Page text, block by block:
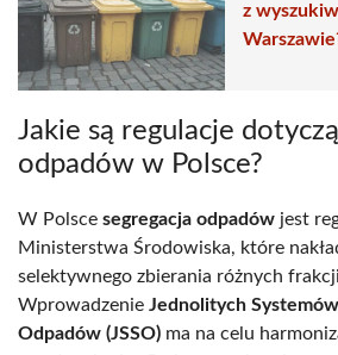
z
Jakie są regulacje
odpadów w Polsce?
W Polsce segregacja odpadów jest
Ministerstwa Środowiska, które
selektywnego zbierania różnych
Wprowadzenie Jednolitych
Odpadów (JSSO) ma na celu